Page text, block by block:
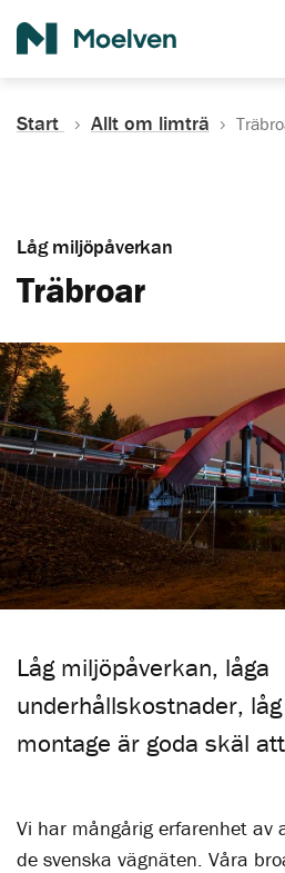
Start Allt om limträ
Låg miljöpåverkan
Träbroar
Låg miljöpåverkan, låga
underhållskostnader,
montage är goda skäl
Vi har mångårig erfarenhet av
de svenska vägnäten. Våra